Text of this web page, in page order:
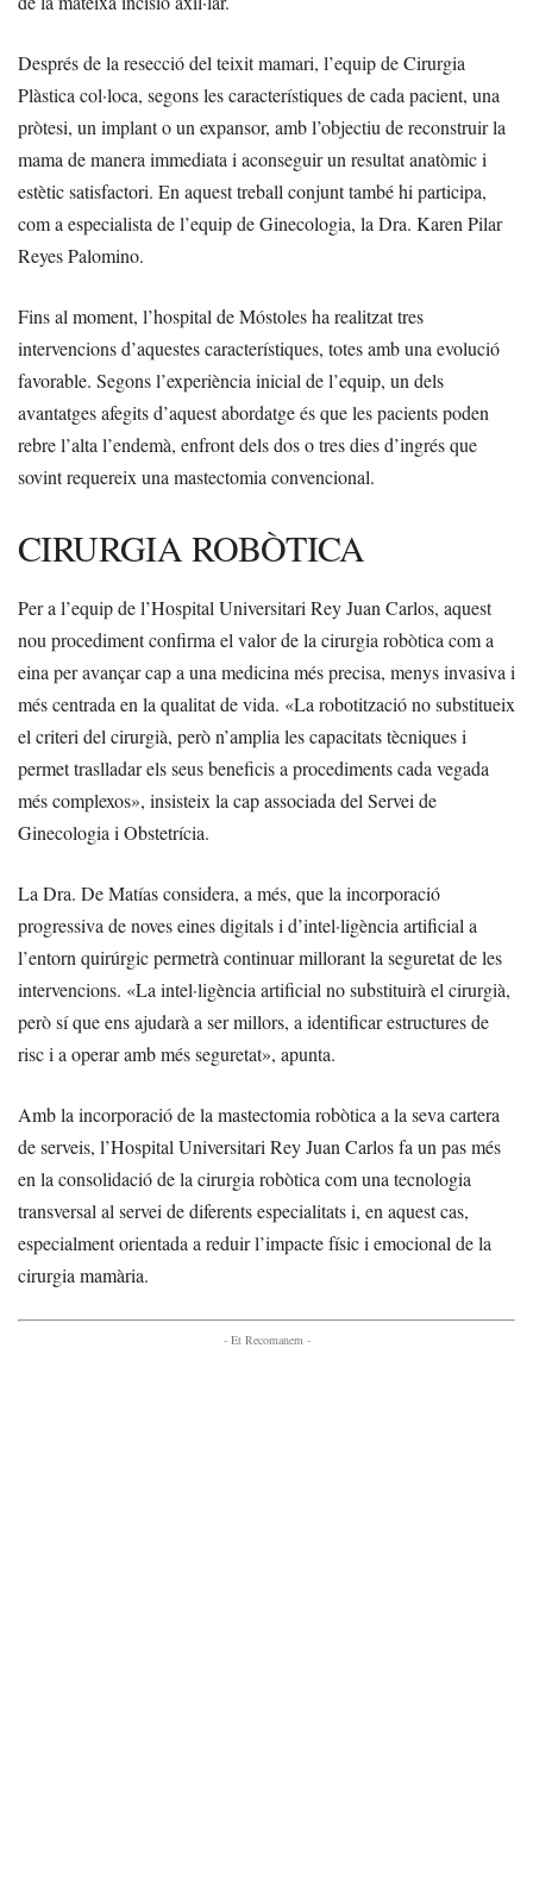
Després de la resecció del teixit mamari, l’equip de Cirurgia
Plàstica col·loca, segons les característiques de cada pacient, una
pròtesi, un implant o un expansor, amb l’objectiu de reconstruir la
mama de manera immediata i aconseguir un resultat anatòmic i
estètic satisfactori. En aquest treball conjunt també hi participa,
com a especialista de l’equip de Ginecologia, la Dra. Karen Pilar
Reyes Palomino.
Fins al moment, l’hospital de Móstoles ha realitzat tres
intervencions d’aquestes característiques, totes amb una evolució
favorable. Segons l’experiència inicial de l’equip, un dels
avantatges afegits d’aquest abordatge és que les pacients poden
rebre l’alta l’endemà, enfront dels dos o tres dies d’ingrés que
sovint requereix una mastectomia convencional.
CIRURGIA ROBÒTICA
Per a l’equip de l’Hospital Universitari Rey Juan Carlos, aquest
nou procediment confirma el valor de la cirurgia robòtica com a
eina per avançar cap a una medicina més precisa, menys invasiva i
més centrada en la qualitat de vida. «La robotització no substitueix
el criteri del cirurgià, però n’amplia les capacitats tècniques i
permet traslladar els seus beneficis a procediments cada vegada
més complexos», insisteix la cap associada del Servei de
Ginecologia i Obstetrícia.
La Dra. De Matías considera, a més, que la incorporació
progressiva de noves eines digitals i d’intel·ligència artificial a
l’entorn quirúrgic permetrà continuar millorant la seguretat de les
intervencions. «La intel·ligència artificial no substituirà el cirurgià,
però sí que ens ajudarà a ser millors, a identificar estructures de
risc i a operar amb més seguretat», apunta.
Amb la incorporació de la mastectomia robòtica a la seva cartera
de serveis, l’Hospital Universitari Rey Juan Carlos fa un pas més
en la consolidació de la cirurgia robòtica com una tecnologia
transversal al servei de diferents especialitats i, en aquest cas,
especialment orientada a reduir l’impacte físic i emocional de la
cirurgia mamària.
- Et Recomanem -